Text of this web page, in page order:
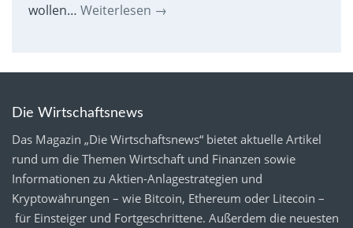
wollen… Weiterlesen →
Die Wirtschaftsnews
Das Magazin „Die Wirtschaftsnews“ bietet aktuelle Artikel
rund um die Themen Wirtschaft und Finanzen sowie
Informationen zu Aktien-Anlagestrategien und
Kryptowährungen – wie Bitcoin, Ethereum oder Litecoin –
für Einsteiger und Fortgeschrittene. Außerdem die neuesten